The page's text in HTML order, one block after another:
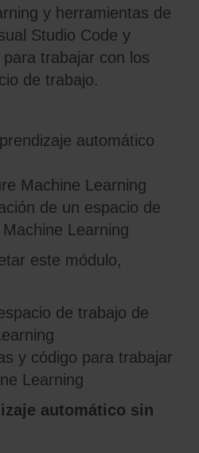
y herramientas de
Studio Code y
trabajar con los
de trabajo.
automático
Machine Learning
de un espacio de
Learning
este módulo,
de trabajo de
y código para trabajar
Learning
automático sin